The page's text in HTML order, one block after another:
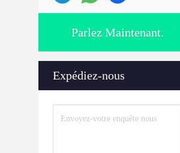
Parlez Maintenant.
Expédiez-nous